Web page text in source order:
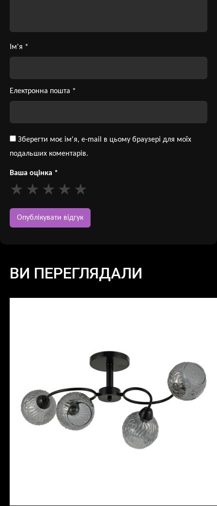
Ім'я *
Електронна пошта *
Зберегти моє ім'я, e-mail в цьому браузері для моїх
подальших коментарів.
Ваша оцінка *
ВИ ПЕРЕГЛЯДАЛИ